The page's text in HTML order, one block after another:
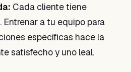
Cada cliente tiene
a tu equipo para
específicas hace la
satisfecho y uno leal.